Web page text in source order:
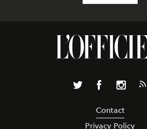
Contact
Privacy Policy